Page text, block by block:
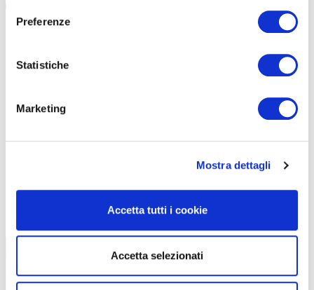
Preferenze
Statistiche
Marketing
Mostra dettagli
Accetta tutti i cookie
Accetta selezionati
TUTTE LE CATEGORIE DEL MAGAZINE